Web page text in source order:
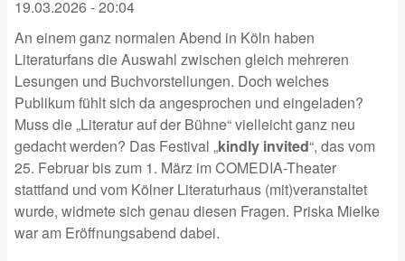
19.03.2026 - 20:04
An einem ganz normalen Abend in Köln haben
Literaturfans die Auswahl zwischen gleich mehreren
Lesungen und Buchvorstellungen. Doch welches
Publikum fühlt sich da angesprochen und eingeladen?
Muss die „Literatur auf der Bühne“ vielleicht ganz neu
gedacht werden? Das Festival „kindly invited“, das vom
25. Februar bis zum 1. März im COMEDIA-Theater
stattfand und vom Kölner Literaturhaus (mit)veranstaltet
wurde, widmete sich genau diesen Fragen. Priska Mielke
war am Eröffnungsabend dabei.